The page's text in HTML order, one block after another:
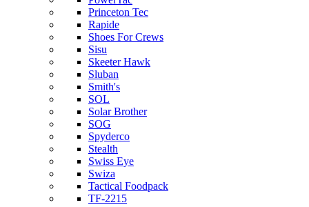
Princeton Tec
Rapide
Shoes For Crews
Sisu
Skeeter Hawk
Sluban
Smith's
SOL
Solar Brother
SOG
Spyderco
Stealth
Swiss Eye
Swiza
Tactical Foodpack
TF-2215